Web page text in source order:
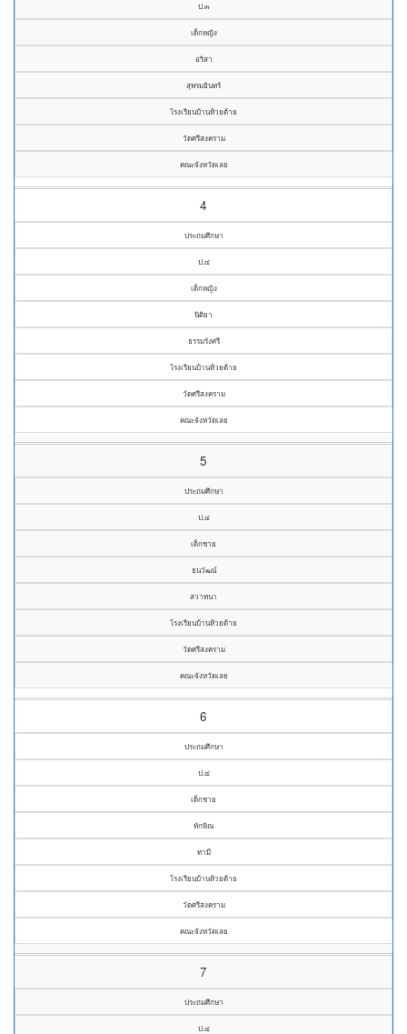
ป.๓
เด็กหญิง
อริสา
สุพรมอินทร์
โรงเรียนบ้านห้วยด้าย
วัดศรีสงคราม
คณะจังหวัดเลย
4
ประถมศึกษา
ป.๔
เด็กหญิง
นิติยา
ธรรมรังศรี
โรงเรียนบ้านห้วยด้าย
วัดศรีสงคราม
คณะจังหวัดเลย
5
ประถมศึกษา
ป.๔
เด็กชาย
ธนวัฒน์
สวาทนา
โรงเรียนบ้านห้วยด้าย
วัดศรีสงคราม
คณะจังหวัดเลย
6
ประถมศึกษา
ป.๔
เด็กชาย
ทักษิณ
ทามี
โรงเรียนบ้านห้วยด้าย
วัดศรีสงคราม
คณะจังหวัดเลย
7
ประถมศึกษา
ป.๔